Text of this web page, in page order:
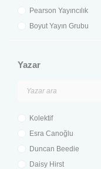
Pearson Yayıncılık
Boyut Yayın Grubu
April Yayıncılık
Minik Kuş Kitap
Everest Çocuk
Caretta Yayıncılık
Olimpos Çocuk
Yazar
Kolektif
Esra Canoğlu
Duncan Beedie
Daisy Hirst